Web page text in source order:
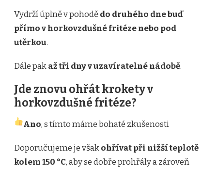
Vydrží úplně v pohodědo druhého dne buď
přímo v horkovzdušné fritéze nebo pod
utěrkou.
Dále pakaž tři dny v uzavíratelné nádobě.
Jde znovu ohřát krokety v
horkovzdušné fritéze?
Ano, s tímto máme bohaté zkušenosti
Doporučujeme je všakohřívat při nižší teplotě
kolem 150 °C, aby se dobře prohřály a zároveň